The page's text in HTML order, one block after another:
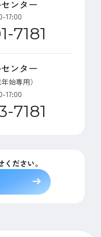
ンター
17:00
7181
ンター
始専用）
17:00
7181
ださい。